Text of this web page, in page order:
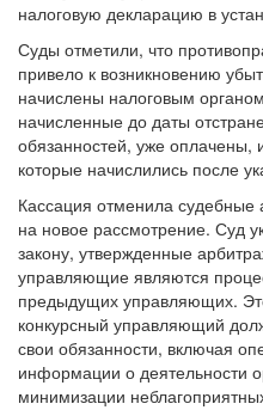
налоговую декларацию в
Суды отметили, что
привело к возникновению
начислены налоговым
начисленные до даты
обязанностей, уже оплачены,
которые начислились после
Кассация отменила судебные
на новое рассмотрение. Суд
закону, утвержденные
управляющие являются
предыдущих управляющих.
конкурсный управляющий
свои обязанности, включая
информации о деятельности
минимизации